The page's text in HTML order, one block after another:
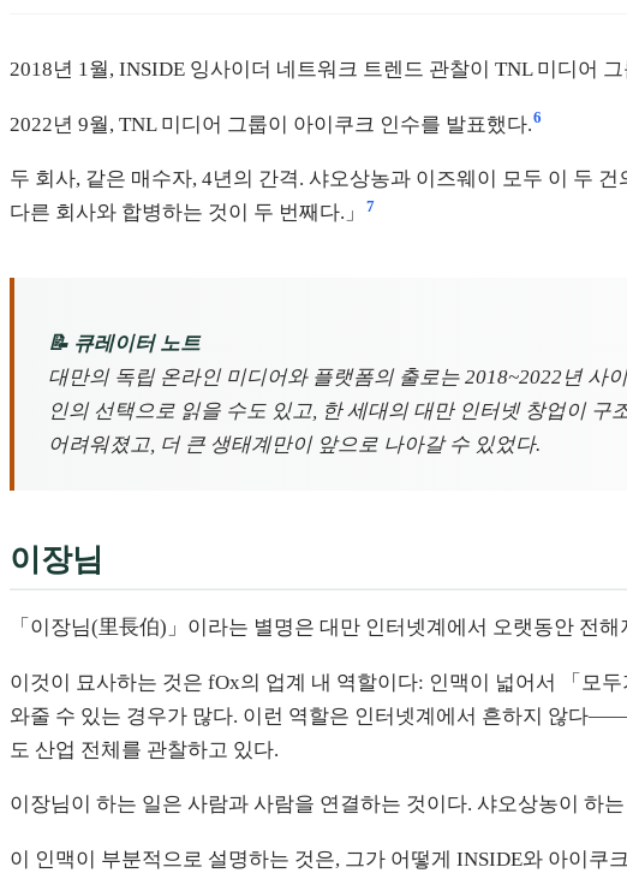
2018년 1월, INSIDE 잉사이더 네트워크 트렌드 관찰이 TNL 미디어
2022년 9월, TNL 미디어 그룹이 아이쿠크 인수를 발표했다.6
두 회사, 같은 매수자, 4년의 간격. 샤오상농과 이즈웨이 모두 이 두
다른 회사와 합병하는 것이 두 번째다.」
7
📝 큐레이터 노트
대만의 독립 온라인 미디어와 플랫폼의 출로는 2018~2022년
인의 선택으로 읽을 수도 있고, 한 세대의 대만 인터넷 창업이
어려워졌고, 더 큰 생태계만이 앞으로 나아갈 수 있었다.
이장님
「이장님(里長伯)」이라는 별명은 대만 인터넷계에서 오랫동안 전해
이것이 묘사하는 것은 fOx의 업계 내 역할이다: 인맥이 넓어서 「모
와줄 수 있는 경우가 많다. 이런 역할은 인터넷계에서 흔하지 않다
도 산업 전체를 관찰하고 있다.
이장님이 하는 일은 사람과 사람을 연결하는 것이다. 샤오상농이 하
이 인맥이 부분적으로 설명하는 것은, 그가 어떻게 INSIDE와 아이